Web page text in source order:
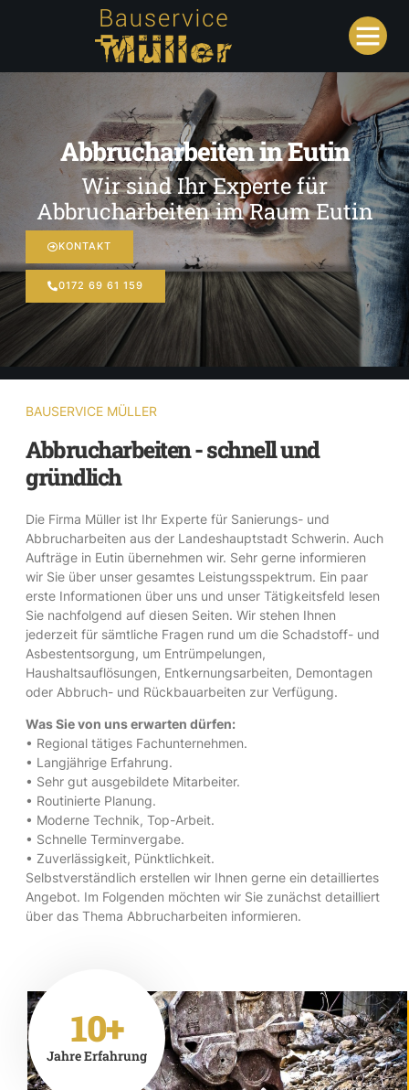
Abbrucharbeiten in Eutin
Wir sind Ihr Experte für
Abbrucharbeiten im Raum Eutin
KONTAKT
0172 69 61 159
BAUSERVICE MÜLLER
Abbrucharbeiten - schnell und
gründlich
Die Firma Müller ist Ihr Experte für Sanierungs- und
Abbrucharbeiten aus der Landeshauptstadt Schwerin. Auch
Aufträge in Eutin übernehmen wir. Sehr gerne informieren
wir Sie über unser gesamtes Leistungsspektrum. Ein paar
erste Informationen über uns und unser Tätigkeitsfeld lesen
Sie nachfolgend auf diesen Seiten. Wir stehen Ihnen
jederzeit für sämtliche Fragen rund um die Schadstoff- und
Asbestentsorgung, um Entrümpelungen,
Haushaltsauflösungen, Entkernungsarbeiten, Demontagen
oder Abbruch- und Rückbauarbeiten zur Verfügung.
Was Sie von uns erwarten dürfen:
• Regional tätiges Fachunternehmen.
• Langjährige Erfahrung.
• Sehr gut ausgebildete Mitarbeiter.
• Routinierte Planung.
• Moderne Technik, Top-Arbeit.
• Schnelle Terminvergabe.
• Zuverlässigkeit, Pünktlichkeit.
Selbstverständlich erstellen wir Ihnen gerne ein detailliertes
Angebot. Im Folgenden möchten wir Sie zunächst detailliert
über das Thema Abbrucharbeiten informieren.
10+
Jahre Erfahrung